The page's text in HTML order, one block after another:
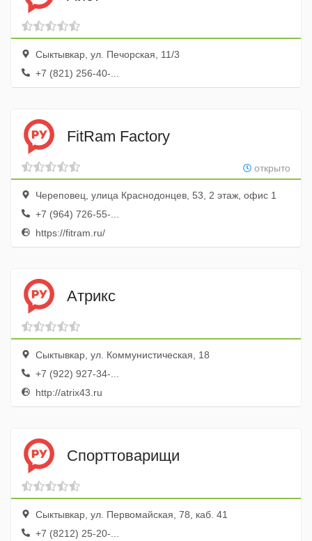
Сыктывкар, ул. Печорская, 11/3
+7 (821) 256-40-...
FitRam Factory
открыто
Череповец, улица Краснодонцев, 53, 2 этаж, офис 1
+7 (964) 726-55-...
https://fitram.ru/
Атрикс
Сыктывкар, ул. Коммунистическая, 18
+7 (922) 927-34-...
http://atrix43.ru
Спорттоварищи
Сыктывкар, ул. Первомайская, 78, каб. 41
+7 (8212) 25-20-...